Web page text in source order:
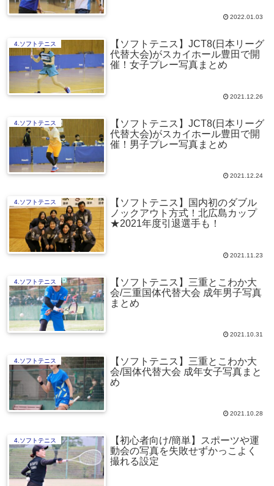
2022.01.03
4.ソフトテニス
【ソフトテニス】JCT8(日本リーグ
代替大会)がスカイホール豊田で開
催！女子プレー写真まとめ
2021.12.26
4.ソフトテニス
【ソフトテニス】JCT8(日本リーグ
代替大会)がスカイホール豊田で開
催！男子プレー写真まとめ
2021.12.24
4.ソフトテニス
【ソフトテニス】国内初のダブル
ノックアウト方式！北広島カップ
★2021年度引退選手も！
2021.11.23
4.ソフトテニス
【ソフトテニス】三重とこわか大
会/三重国体代替大会 成年男子写真
まとめ
2021.10.31
4.ソフトテニス
【ソフトテニス】三重とこわか大
会/国体代替大会 成年女子写真まと
め
2021.10.28
4.ソフトテニス
【初心者向け/簡単】スポーツや運
動会の写真を失敗せずかっこよく
撮れる設定